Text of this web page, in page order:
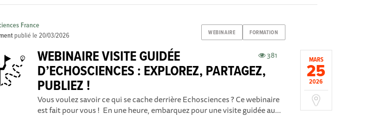
WEBINAIRE FORMATION
France
publié le20/03/2026
MARS
25
2026
381
WEBINAIRE VISITE GUIDÉE
D’ECHOSCIENCES : EXPLOREZ, PARTAGEZ,
PUBLIEZ !
Vous voulez savoir ce qui se cache derrière Echosciences ? Ce webinaire
est fait pour vous ! En une heure, embarquez pour une visite guidée au...